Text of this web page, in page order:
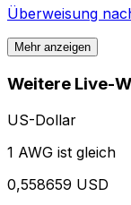
Überweisung
Mehr anzeigen
Weitere Live-
US-Dollar
1 AWG ist gleich
0,558659 USD